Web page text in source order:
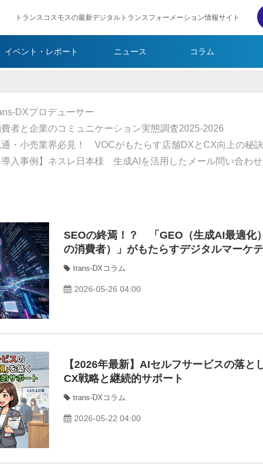
トランスコスモスの最新デジタルトランスフォーメーション情報サイト
イベント・レポート ニュース コラム
SEOの終焉！？ 「GEO（生成AI最適化
の消費者）」がもたらすデジタルマーケ
trans-DXコラム
2026-05-26 04:00
【2026年最新】AIセルフサービスの落と
CX戦略と継続的サポート
trans-DXコラム
2026-05-22 04:00